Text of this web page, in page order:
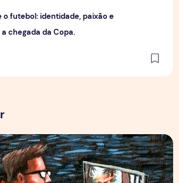
o futebol: identidade, paixão e
chegada da Copa.